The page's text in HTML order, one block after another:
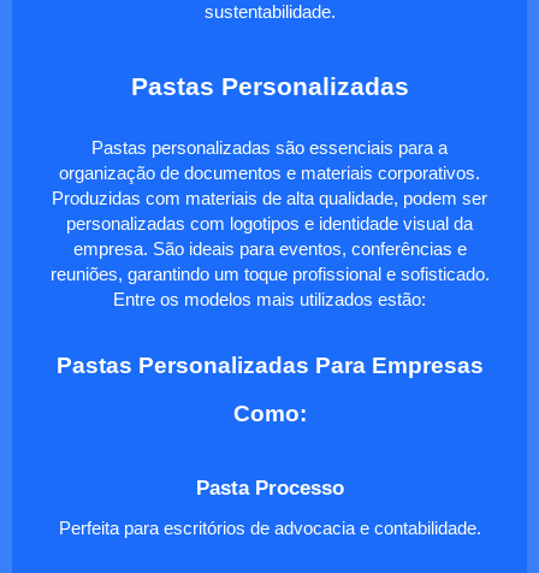
sustentabilidade.
Pastas Personalizadas
Pastas personalizadas são essenciais para a
organização de documentos e materiais corporativos.
Produzidas com materiais de alta qualidade, podem ser
personalizadas com logotipos e identidade visual da
empresa. São ideais para eventos, conferências e
reuniões, garantindo um toque profissional e sofisticado.
Entre os modelos mais utilizados estão:
Pastas Personalizadas Para Empresas
Como:
Pasta Processo
Perfeita para escritórios de advocacia e contabilidade.